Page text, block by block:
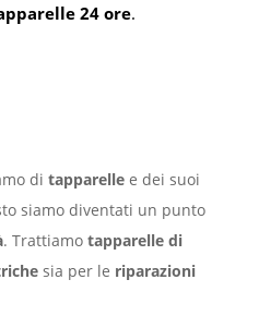
24 ore.
di tapparellee dei suoi
siamo diventati un punto
. Trattiamotapparelle di
sia per le riparazioni